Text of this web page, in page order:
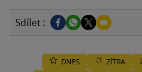
Sdílet :
DNES ZÍTRA